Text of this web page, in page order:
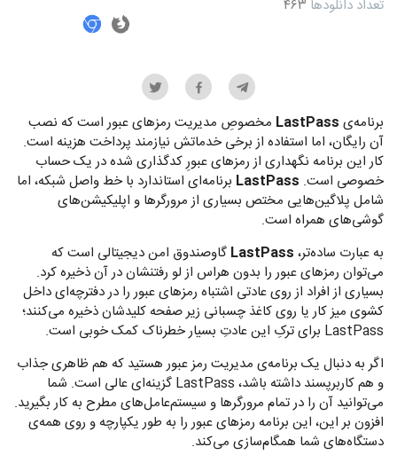
تعداد دانلودها ۴۶۳
برنامه‌ی LastPass مخصوصِ مدیریت رمزهای عبور است که نصب
آن رایگان، اما استفاده از برخی خدماتش نیازمند پرداخت هزینه است.
کار این برنامه نگهداری از رمزهای عبورِ کدگذاری شده در یک حساب
خصوصی است. LastPass برنامه‌ای استاندارد با خط واصل شبکه، اما
شامل پلاگین‌هایی مختص بسیاری از مرورگرها و اپلیکیشن‌های
گوشی‌های همراه است.
به عبارت ساده‌تر، LastPass گاوصندوق امن دیجیتالی است که
می‌توان رمزهای عبور را بدون هراس از لو رفتنشان در آن ذخیره کرد.
بسیاری از افراد از روی عادتی اشتباه رمزهای عبور را در دفترچه‌ای داخل
کشوی میز کار یا روی کاغذ چسبانی زیر صفحه کلیدشان ذخیره می‌کنند؛
LastPass برای ترکِ این عادتِ بسیار خطرناک کمک خوبی است.
اگر به دنبال یک برنامه‌ی مدیریت رمز عبور هستید که هم ظاهری جذاب
و هم کاربرپسند داشته باشد، LastPass گزینه‌ای عالی است. شما
می‌توانید آن را در تمام مرورگرها و سیستم‌عامل‌های مطرح به کار بگیرید.
افزون بر این، این برنامه رمزهای عبور‌ را به طور یکپارچه و روی همه‌ی
دستگاه‌های شما همگام‌سازی می‌کند.